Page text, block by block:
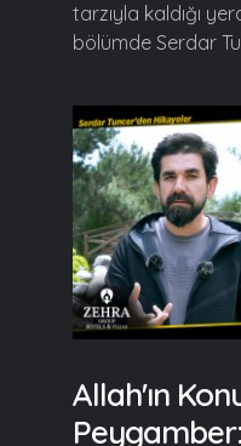
tarzıyla kaldığı
bölümde Serdar
Allah'ın